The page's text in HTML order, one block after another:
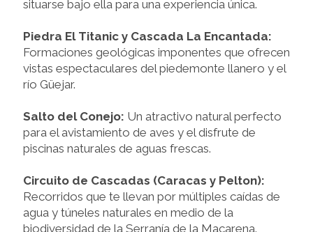
situarse bajo ella para una experiencia única.
Piedra El Titanic y Cascada La Encantada:
Formaciones geológicas imponentes que ofrecen
vistas espectaculares del piedemonte llanero y el
río Güejar.
Salto del Conejo: Un atractivo natural perfecto
para el avistamiento de aves y el disfrute de
piscinas naturales de aguas frescas.
Circuito de Cascadas (Caracas y Pelton):
Recorridos que te llevan por múltiples caídas de
agua y túneles naturales en medio de la
biodiversidad de la Serranía de la Macarena.